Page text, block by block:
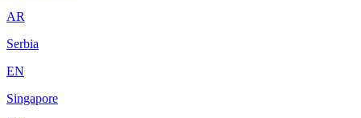
AR
Serbia
EN
Singapore